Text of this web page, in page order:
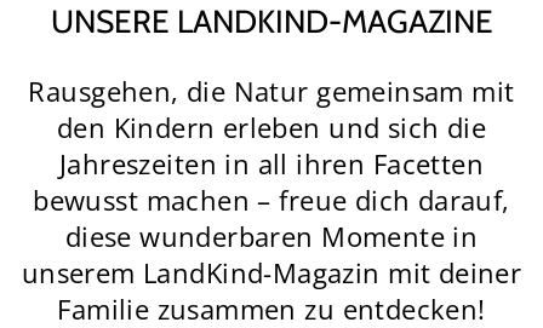
UNSERE LANDKIND-MAGAZINE
Rausgehen, die Natur gemeinsam mit
den Kindern erleben und sich die
Jahreszeiten in all ihren Facetten
bewusst machen – freue dich darauf,
diese wunderbaren Momente in
unserem LandKind-Magazin mit deiner
Familie zusammen zu entdecken!